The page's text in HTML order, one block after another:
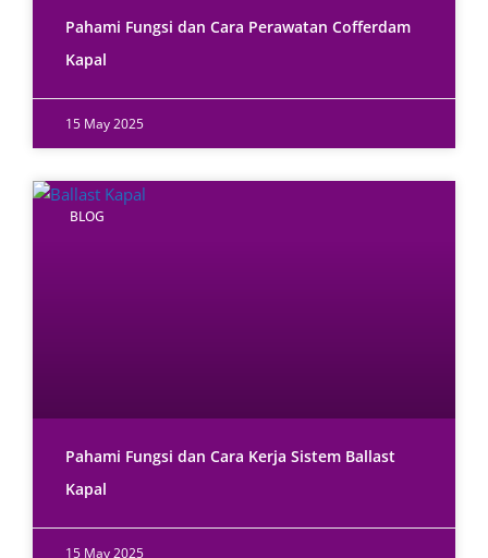
Pahami Fungsi dan Cara Perawatan Cofferdam
Kapal
15 May 2025
BLOG
Pahami Fungsi dan Cara Kerja Sistem Ballast
Kapal
15 May 2025